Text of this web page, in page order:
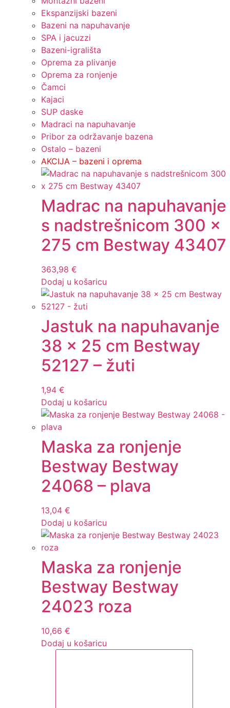
Ekspanzijski bazeni
Bazeni na napuhavanje
SPA i jacuzzi
Bazeni-igrališta
Oprema za plivanje
Oprema za ronjenje
Čamci
Kajaci
SUP daske
Madraci na napuhavanje
Pribor za održavanje bazena
Ostalo – bazeni
AKCIJA – bazeni i oprema
Madrac na napuhavanje
s nadstrešnicom 300 x
275 cm Bestway 43407
363,98 €
Dodaj u košaricu
Jastuk na napuhavanje
38 x 25 cm Bestway
52127 – žuti
1,94 €
Dodaj u košaricu
Maska za ronjenje
Bestway Bestway
24068 – plava
13,04 €
Dodaj u košaricu
Maska za ronjenje
Bestway Bestway
24023 roza
10,66 €
Dodaj u košaricu